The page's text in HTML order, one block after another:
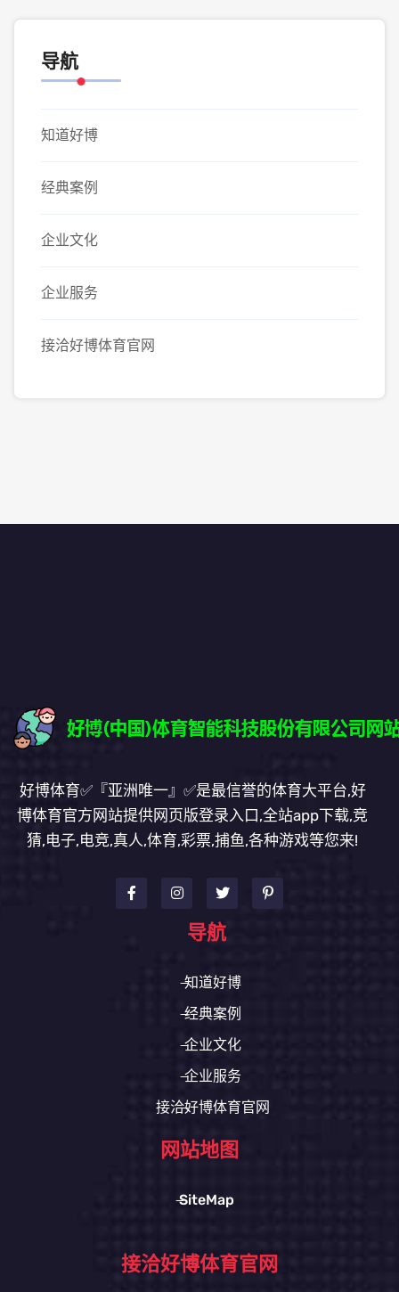
导航
知道好博
经典案例
企业文化
企业服务
接洽好博体育官网
好博体育✅『亚洲唯一』✅是最信誉的体育大平台,好
博体育官方网站提供网页版登录入口,全站app下载,竞
猜,电子,电竞,真人,体育,彩票,捕鱼,各种游戏等您来!
导航
知道好博
经典案例
企业文化
企业服务
接洽好博体育官网
网站地图
SiteMap
接洽好博体育官网